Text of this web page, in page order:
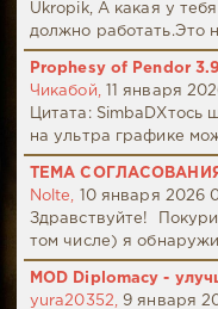
Ukropik, А какая у
должно работать.Это
Prophesy of Pendor 3.9
Чикабой,
11 января
Цитата: SimbaDХтось
на ультра графике
ТЕМА
Nolte,
10 января 2026
Здравствуйте!
том числе) я
MOD Diplomacy -
yura20352,
9 января